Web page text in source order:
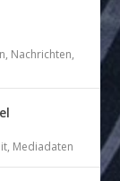
, Nachrichten,
, Mediadaten